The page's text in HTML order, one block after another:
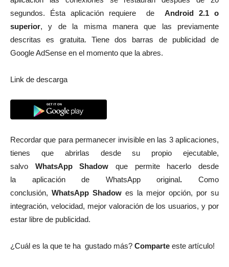
segundos. Ésta aplicación requiere de Android 2.1 o
superior, y de la misma manera que las previamente
descritas es gratuita. Tiene dos barras de publicidad de
Google AdSense en el momento que la abres.
Link de descarga
Recordar que para permanecer invisible en las 3 aplicaciones,
tienes que abrirlas desde su propio ejecutable,
salvo WhatsApp Shadow que permite hacerlo desde
la aplicación de WhatsApp original.Como
conclusión, WhatsApp Shadow es la mejor opción, por su
integración, velocidad, mejor valoración de los usuarios, y por
estar libre de publicidad.
¿Cuál es la que te ha gustado más? Comparte este artículo!